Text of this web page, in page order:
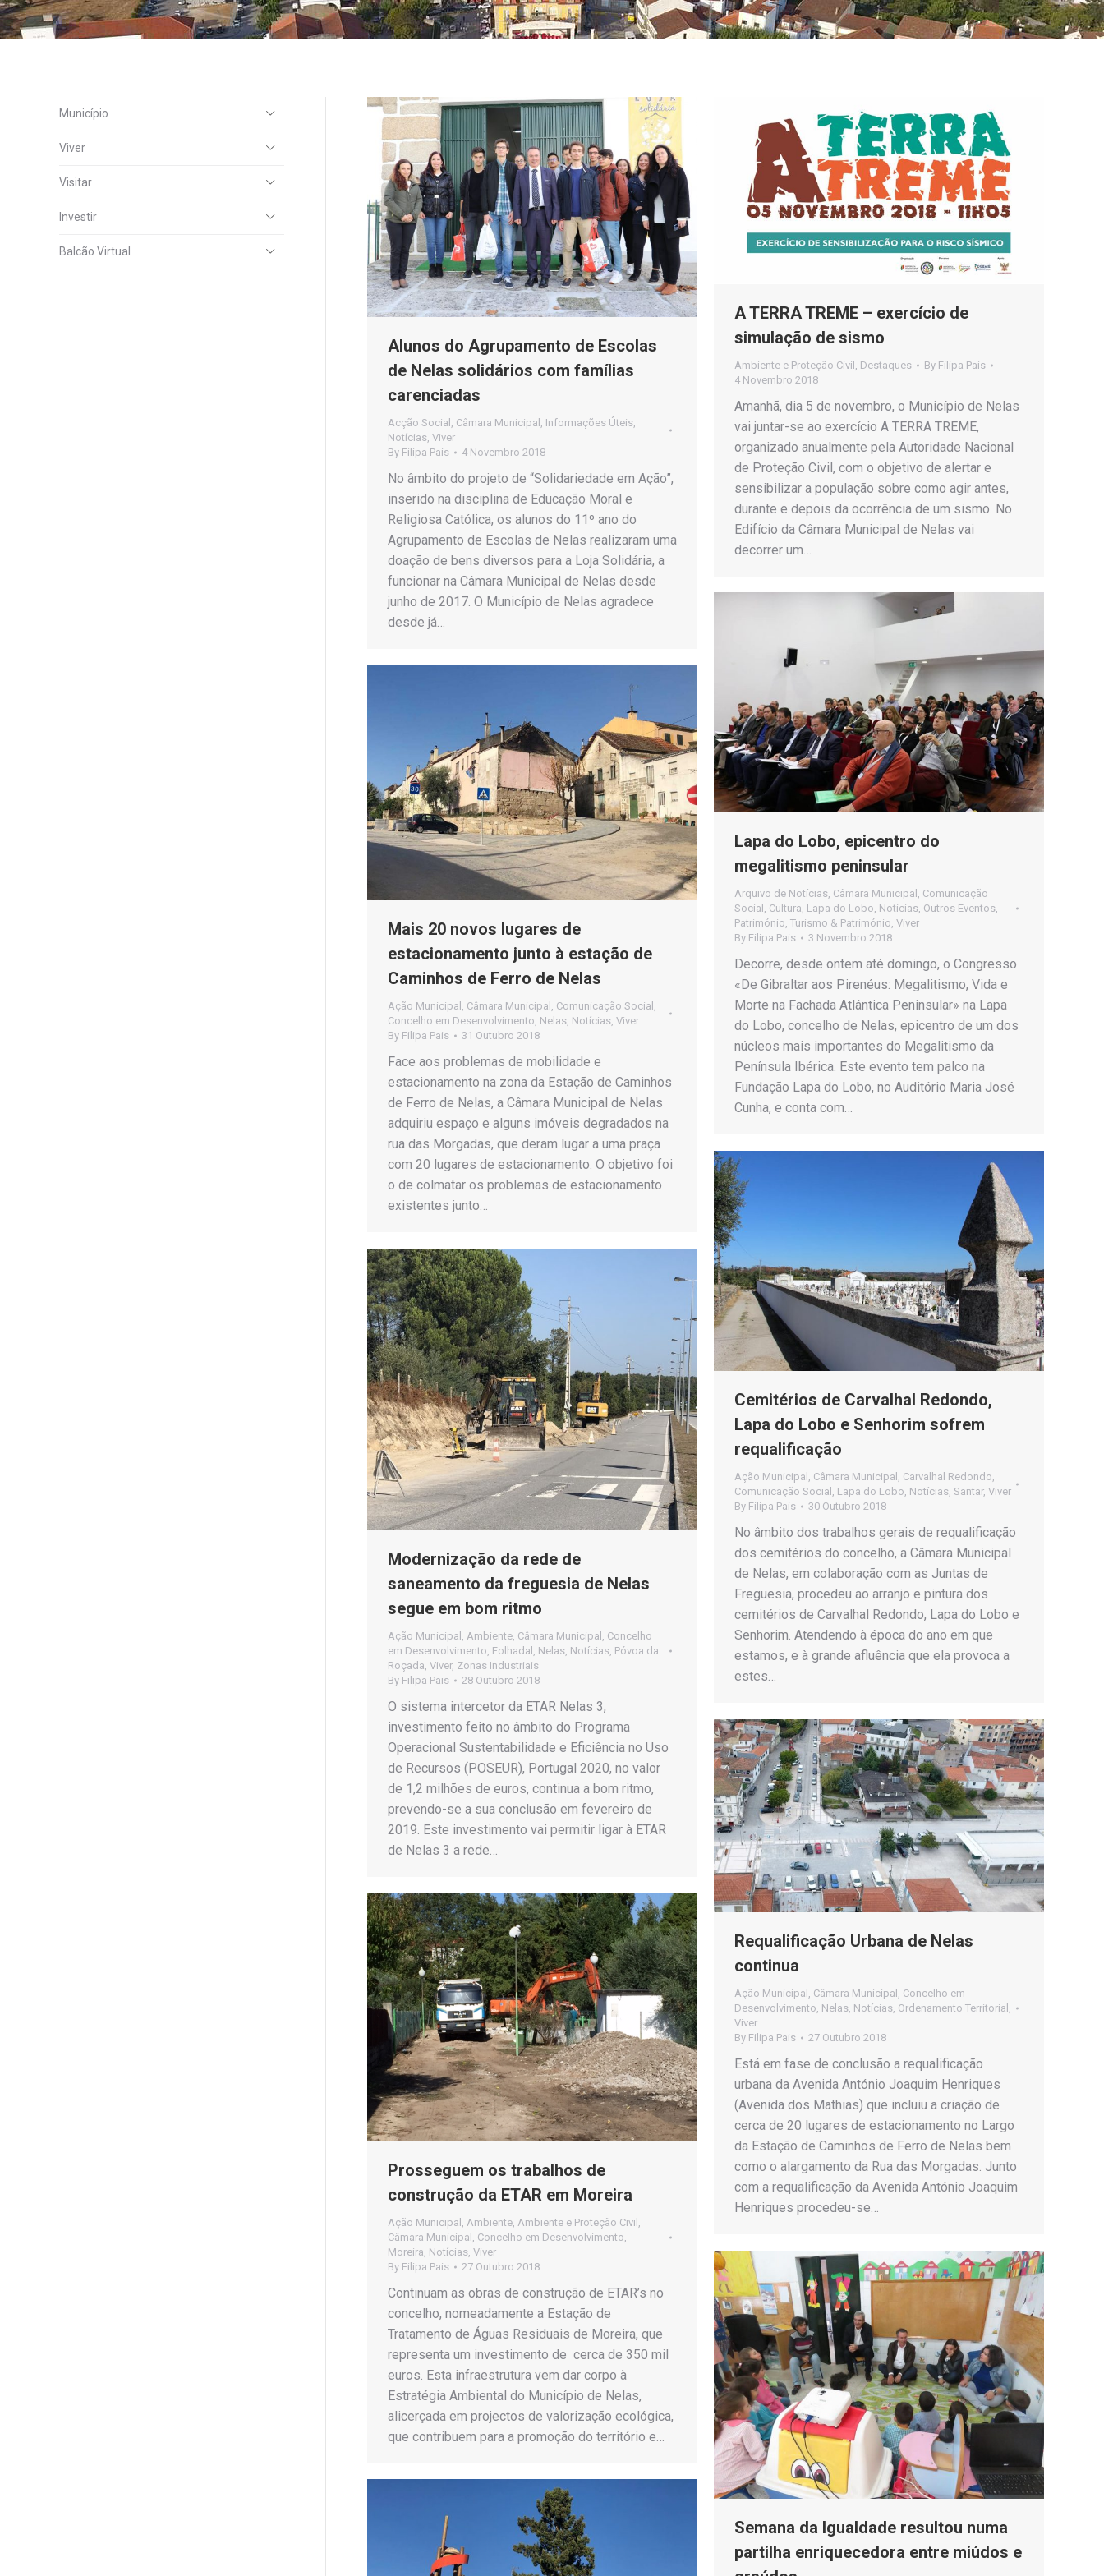
Alunos do Agrupamento de Escolas
de Nelas solidários com famílias
carenciadas
Acção Social Câmara Municipal Informações Úteis
Notícias Viver
By Filipa Pais 4 Novembro 2018
No âmbito do projeto de “Solidariedade em Ação”,
inserido na disciplina de Educação Moral e
Religiosa Católica, os alunos do 11º ano do
Agrupamento de Escolas de Nelas realizaram uma
doação de bens diversos para a Loja Solidária, a
funcionar na Câmara Municipal de Nelas desde
junho de 2017. O Município de Nelas agradece
desde já…
A TERRA TREME – exercício de
simulação de sismo
Ambiente e Proteção Civil Destaques By Filipa Pais
4 Novembro 2018
Amanhã, dia 5 de novembro, o Município de Nelas
vai juntar-se ao exercício A TERRA TREME,
organizado anualmente pela Autoridade Nacional
de Proteção Civil, com o objetivo de alertar e
sensibilizar a população sobre como agir antes,
durante e depois da ocorrência de um sismo. No
Edifício da Câmara Municipal de Nelas vai
decorrer um…
Lapa do Lobo, epicentro do
megalitismo peninsular
Arquivo de Notícias Câmara Municipal
Comunicação
Social
Cultura Lapa do Lobo Notícias Outros Eventos
Património Turismo & Património Viver
By Filipa Pais 3 Novembro 2018
Decorre, desde ontem até domingo, o Congresso
«De Gibraltar aos Pirenéus: Megalitismo, Vida e
Morte na Fachada Atlântica Peninsular» na Lapa
do Lobo, concelho de Nelas, epicentro de um dos
núcleos mais importantes do Megalitismo da
Península Ibérica. Este evento tem palco na
Fundação Lapa do Lobo, no Auditório Maria José
Cunha, e conta com…
Mais 20 novos lugares de
estacionamento junto à estação de
Caminhos de Ferro de Nelas
Ação Municipal Câmara Municipal Comunicação Social
Concelho em Desenvolvimento Nelas Notícias Viver
By Filipa Pais 31 Outubro 2018
Face aos problemas de mobilidade e
estacionamento na zona da Estação de Caminhos
de Ferro de Nelas, a Câmara Municipal de Nelas
adquiriu espaço e alguns imóveis degradados na
rua das Morgadas, que deram lugar a uma praça
com 20 lugares de estacionamento. O objetivo foi
o de colmatar os problemas de estacionamento
existentes junto…
Cemitérios de Carvalhal Redondo,
Lapa do Lobo e Senhorim sofrem
requalificação
Ação Municipal Câmara Municipal Carvalhal Redondo
Comunicação Social
Lapa do Lobo Notícias Santar, Viver
By Filipa Pais 30 Outubro 2018
No âmbito dos trabalhos gerais de requalificação
dos cemitérios do concelho, a Câmara Municipal
de Nelas, em colaboração com as Juntas de
Freguesia, procedeu ao arranjo e pintura dos
cemitérios de Carvalhal Redondo, Lapa do Lobo e
Senhorim. Atendendo à época do ano em que
estamos, e à grande afluência que ela provoca a
estes…
Modernização da rede de
saneamento da freguesia de Nelas
segue em bom ritmo
Ação Municipal Ambiente Câmara Municipal Concelho
em Desenvolvimento Folhadal Nelas Notícias Póvoa da
Roçada Viver, Zonas Industriais
By Filipa Pais 28 Outubro 2018
O sistema intercetor da ETAR Nelas 3,
investimento feito no âmbito do Programa
Operacional Sustentabilidade e Eficiência no Uso
de Recursos (POSEUR), Portugal 2020, no valor
de 1,2 milhões de euros, continua a bom ritmo,
prevendo-se a sua conclusão em fevereiro de
2019. Este investimento vai permitir ligar à ETAR
de Nelas 3 a rede…
Requalificação Urbana de Nelas
continua
Ação Municipal , Câmara Municipal , Concelho em
Desenvolvimento, Nelas, Notícias, Ordenamento Territorial ,
Viver
By Filipa Pais 27 Outubro 2018
Está em fase de conclusão a requalificação
urbana da Avenida António Joaquim Henriques
(Avenida dos Mathias) que incluiu a criação de
cerca de 20 lugares de estacionamento no Largo
da Estação de Caminhos de Ferro de Nelas bem
como o alargamento da Rua das Morgadas. Junto
com a requalificação da Avenida António Joaquim
Henriques procedeu-se…
Prosseguem os trabalhos de
construção da ETAR em Moreira
Ação Municipal Ambiente Ambiente e Proteção Civil
Câmara Municipal Concelho em Desenvolvimento
Moreira Notícias Viver
By Filipa Pais 27 Outubro 2018
Continuam as obras de construção de ETAR’s no
concelho, nomeadamente a Estação de
Tratamento de Águas Residuais de Moreira, que
representa um investimento de cerca de 350 mil
euros. Esta infraestrutura vem dar corpo à
Estratégia Ambiental do Município de Nelas,
alicerçada em projectos de valorização ecológica,
que contribuem para a promoção do território e…
Semana da Igualdade resultou numa
partilha enriquecedora entre miúdos e
Município
Viver
Visitar
Investir
Balcão Virtual